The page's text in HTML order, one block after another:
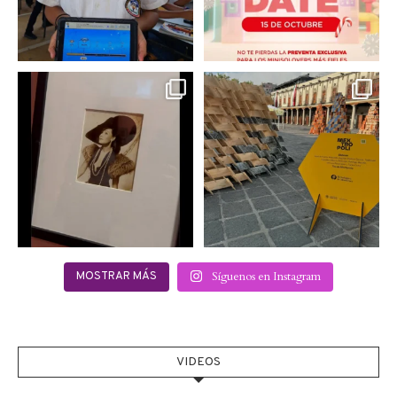
Hoy sábado 28 de
septiembre se inauguró
en...
2 0
Este fin de semana no te
pierdas @mextropoli, el...
2 0
MOSTRAR MÁS Síguenos en Instagram
VIDEOS